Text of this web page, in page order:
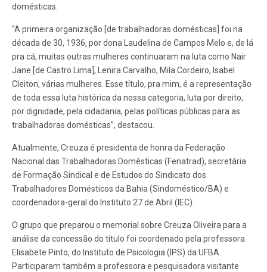
domésticas.
“A primeira organização [de trabalhadoras domésticas] foi na
década de 30, 1936, por dona Laudelina de Campos Melo e, de lá
pra cá, muitas outras mulheres continuaram na luta como Nair
Jane [de Castro Lima], Lenira Carvalho, Mila Cordeiro, Isabel
Cleiton, várias mulheres. Esse título, pra mim, é a representação
de toda essa luta histórica da nossa categoria, luta por direito,
por dignidade, pela cidadania, pelas políticas públicas para as
trabalhadoras domésticas”, destacou.
Atualmente, Creuza é presidenta de honra da Federação
Nacional das Trabalhadoras Domésticas (Fenatrad), secretária
de Formação Sindical e de Estudos do Sindicato dos
Trabalhadores Domésticos da Bahia (Sindoméstico/BA) e
coordenadora-geral do Instituto 27 de Abril (IEC).
O grupo que preparou o memorial sobre Creuza Oliveira para a
análise da concessão do título foi coordenado pela professora
Elisabete Pinto, do Instituto de Psicologia (IPS) da UFBA.
Participaram também a professora e pesquisadora visitante